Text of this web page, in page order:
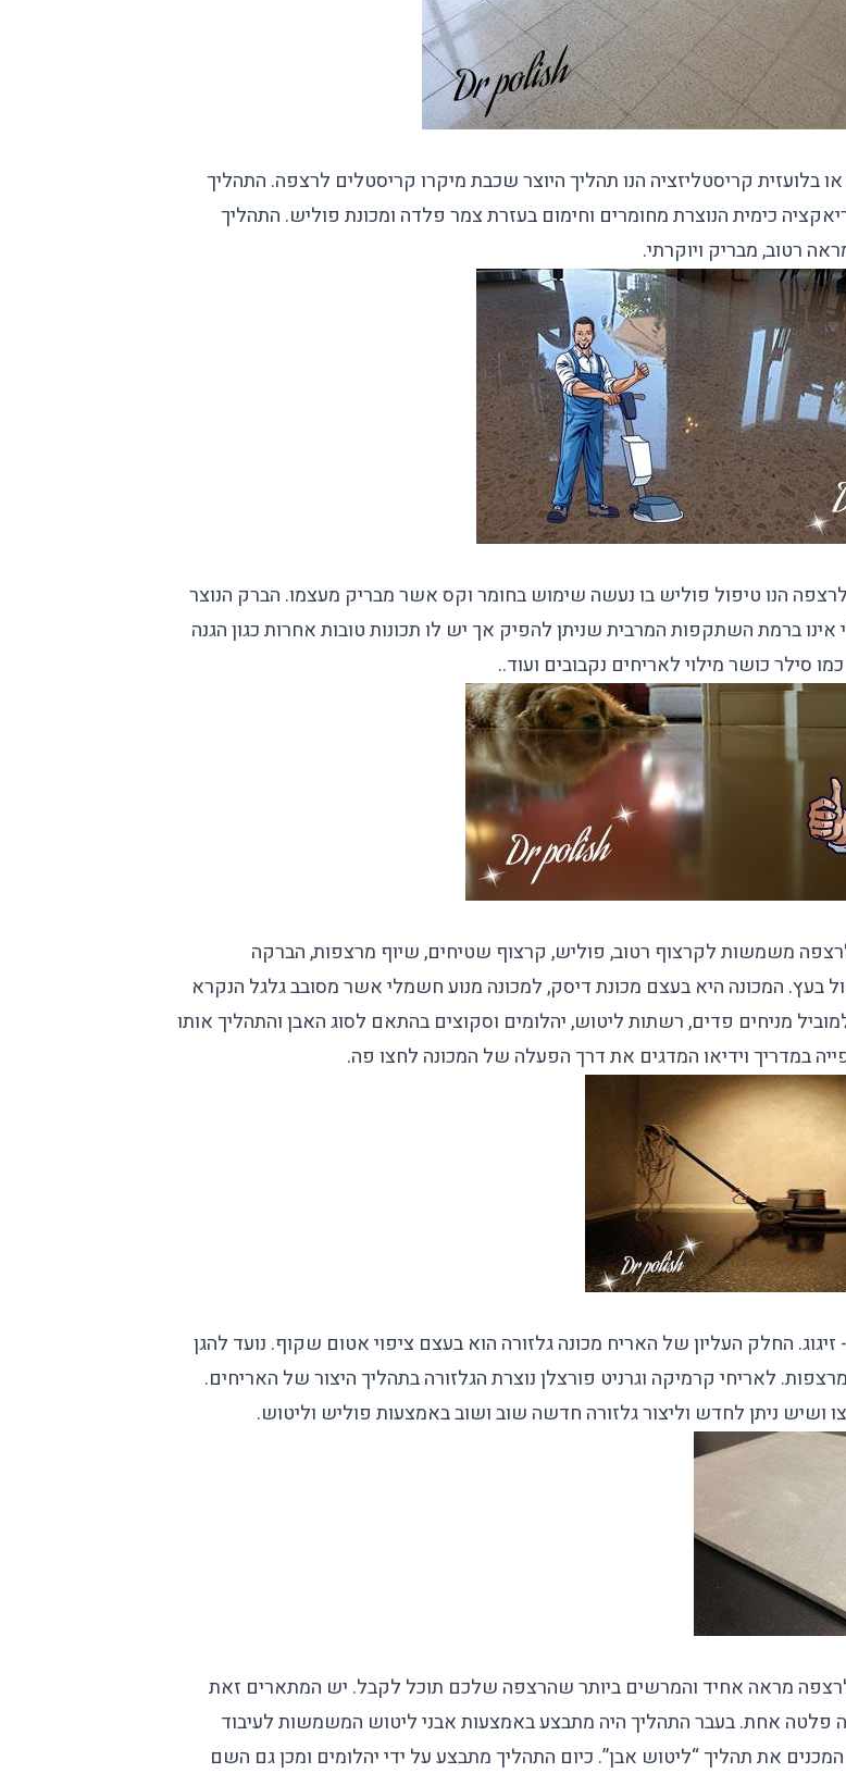
או בלועזית קריסטליזציה הנו תהליך היוצר שכבת מיקרו קריסטלים לרצפה. התהליך
כימית הנוצרת מחומרים וחימום בעזרת צמר פלדה ומכונת פוליש. התהליך
רטוב, מבריק ויוקרתי.
הנו טיפול פוליש בו נעשה שימוש בחומר וקס אשר מבריק מעצמו. הברק הנוצר
ברמת השתקפות המרבית שניתן להפיק אך יש לו תכונות טובות אחרות כגון הגנה
סילר כושר מילוי לאריחים נקבובים ועוד..
משמשות לקרצוף רטוב, פוליש, קרצוף שטיחים, שיוף מרצפות,הברקה
בעץ. המכונה היא בעצם מכונת דיסק, למכונה מנוע חשמלי אשר מסובב גלגל הנקרא
מניחים פדים, רשתות ליטוש, יהלומים וסקוצים בהתאם לסוג האבן והתהליך אותו
במדריך וידיאו המדגים את דרך הפעלה של המכונה לחצו פה.
מהמילה glaze - זיגוג. החלק העליון של האריח מכונה גלזורה הוא בעצם ציפוי אטום שקוף. נועד להגן
לאריחי קרמיקה וגרניט פורצלן נוצרת הגלזורה בתהליך היצור של האריחים.
ושיש ניתן לחדש וליצור גלזורה חדשה שוב ושוב באמצעות פוליש וליטוש.
מראה אחיד והמרשים ביותר שהרצפה שלכם תוכל לקבל. יש המתארים זאת
פלטה אחת. בעבר התהליך היה מתבצע באמצעות אבני ליטוש המשמשות לעיבוד
את תהליך “ליטוש אבן”. כיום התהליך מתבצע על ידי יהלומים ומכן גם השם